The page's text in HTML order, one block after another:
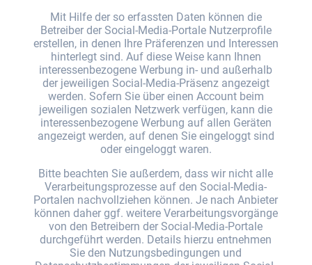
Mit Hilfe der so erfassten Daten können die
Betreiber der Social-Media-Portale Nutzerprofile
erstellen, in denen Ihre Präferenzen und Interessen
hinterlegt sind. Auf diese Weise kann Ihnen
interessenbezogene Werbung in- und außerhalb
der jeweiligen Social-Media-Präsenz angezeigt
werden. Sofern Sie über einen Account beim
jeweiligen sozialen Netzwerk verfügen, kann die
interessenbezogene Werbung auf allen Geräten
angezeigt werden, auf denen Sie eingeloggt sind
oder eingeloggt waren.
Bitte beachten Sie außerdem, dass wir nicht alle
Verarbeitungsprozesse auf den Social-Media-
Portalen nachvollziehen können. Je nach Anbieter
können daher ggf. weitere Verarbeitungsvorgänge
von den Betreibern der Social-Media-Portale
durchgeführt werden. Details hierzu entnehmen
Sie den Nutzungsbedingungen und